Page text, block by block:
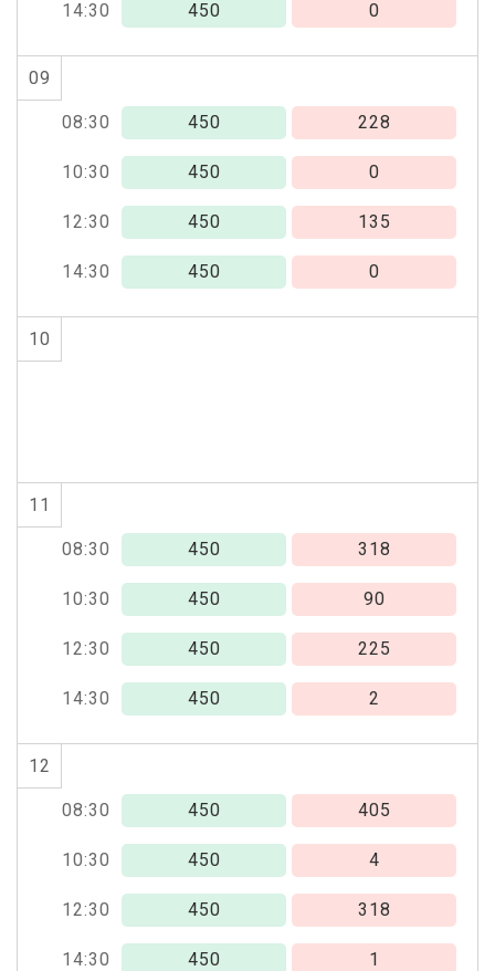
14:30 450 0
09
08:30 450 228
10:30 450 0
12:30 450 135
14:30 450 0
10
11
08:30 450 318
10:30 450 90
12:30 450 225
14:30 450 2
12
08:30 450 405
10:30 450 4
12:30 450 318
14:30 450 1